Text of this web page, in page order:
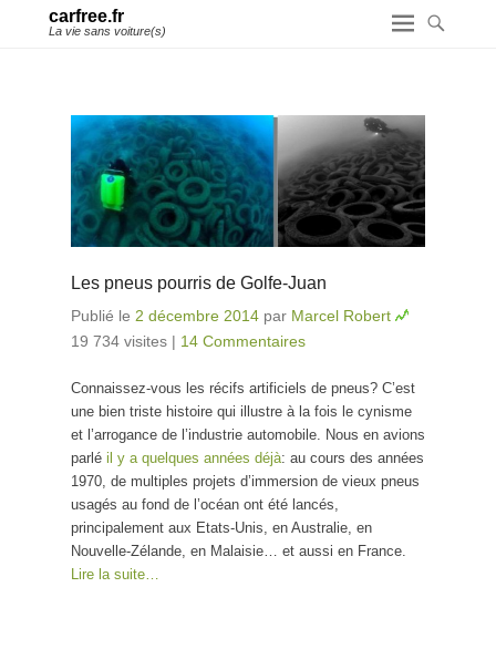
carfree.fr
La vie sans voiture(s)
Les pneus pourris de Golfe-Juan
Publié le 2 décembre 2014 par Marcel Robert
19 734 visites | 14 Commentaires
Connaissez-vous les récifs artificiels de pneus? C’est
une bien triste histoire qui illustre à la fois le cynisme
et l’arrogance de l’industrie automobile. Nous en avions
parlé il y a quelques années déjà: au cours des années
1970, de multiples projets d’immersion de vieux pneus
usagés au fond de l’océan ont été lancés,
principalement aux Etats-Unis, en Australie, en
Nouvelle-Zélande, en Malaisie… et aussi en France.
Lire la suite…